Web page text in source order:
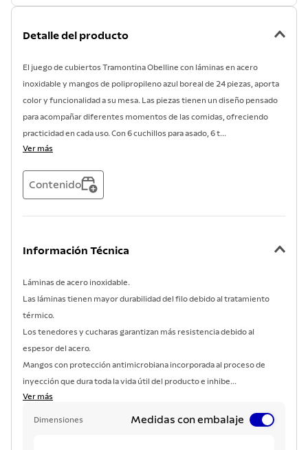
Detalle del producto
El juego de cubiertos Tramontina Obelline con láminas en acero
inoxidable y mangos de polipropileno azul boreal de 24 piezas, aporta
color y funcionalidad a su mesa. Las piezas tienen un diseño pensado
para acompañar diferentes momentos de las comidas, ofreciendo
practicidad en cada uso. Con 6 cuchillos para asado, 6 t...
Ver más
Contenido
Información Técnica
Láminas de acero inoxidable.
Las láminas tienen mayor durabilidad del filo debido al tratamiento
térmico.
Los tenedores y cucharas garantizan más resistencia debido al
espesor del acero.
Mangos con protección antimicrobiana incorporada al proceso de
inyección que dura toda la vida útil del producto e inhibe...
Ver más
Dimensiones Medidas con embalaje